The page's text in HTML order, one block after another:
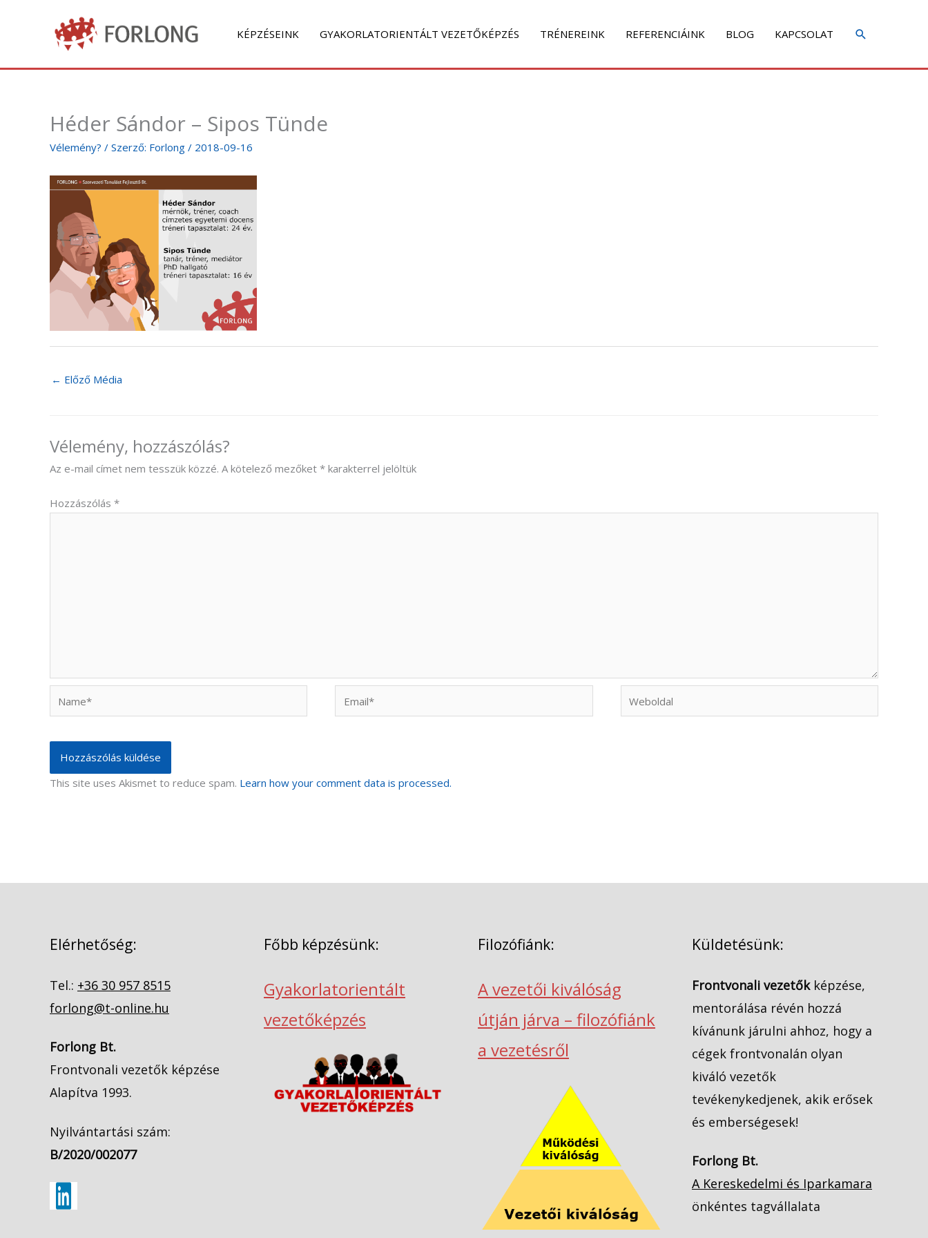
KÉPZÉSEINK GYAKORLATORIENTÁLT VEZETŐKÉPZÉS TRÉNEREINK REFERENCIÁINK BLOG KAPCSOLAT
Héder Sándor – Sipos Tünde
Vélemény? / Szerző: Forlong / 2018-09-16
← Előző Média
Vélemény, hozzászólás?
Az e-mail címet nem tesszük közzé. A kötelező mezőket * karakterrel jelöltük
Hozzászólás *
This site uses Akismet to reduce spam. Learn how your comment data is processed.
Elérhetőség:
Tel.: +36 30 957 8515
forlong@t-online.hu
Forlong Bt.
Frontvonali vezetők képzése
Alapítva 1993.
Nyilvántartási szám:
B/2020/002077
Főbb képzésünk:
Gyakorlatorientált
vezetőképzés
Filozófiánk:
A vezetői kiválóság
útján járva – filozófiánk
a vezetésről
Küldetésünk:
Frontvonali vezetőkképzése,
mentorálása révén hozzá
kívánunk járulni ahhoz, hogy a
cégek frontvonalán olyan
kiváló vezetők
tevékenykedjenek, akik erősek
és emberségesek!
Forlong Bt.
A Kereskedelmi és Iparkamara
önkéntes tagvállalata